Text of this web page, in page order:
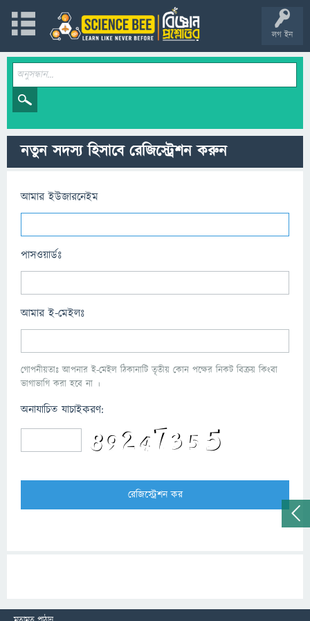
লগ ইন
নতুন সদস্য হিসাবে রেজিস্ট্রেশন করুন
আমার ইউজারনেইম
পাসওয়ার্ডঃ
আমার ই-মেইলঃ
গোপনীয়তাঃ আপনার ই-মেইল ঠিকানাটি তৃতীয় কোন পক্ষের নিকট বিক্রয় কিংবা
ভাগাভাগি করা হবে না ।
অনাযাচিত যাচাইকরণ: